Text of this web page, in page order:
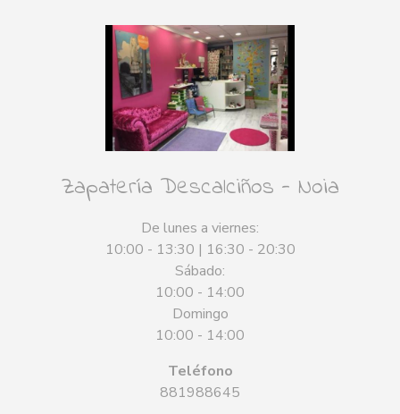
Zapatería Descalciños - Noia
De lunes a viernes:
10:00 - 13:30 | 16:30 - 20:30
Sábado:
10:00 - 14:00
Domingo
10:00 - 14:00
Teléfono
881988645